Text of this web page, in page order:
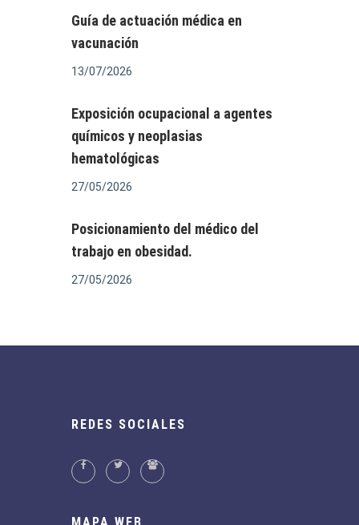
Guía de actuación médica en
vacunación
13/07/2026
Exposición ocupacional a agentes
químicos y neoplasias
hematológicas
27/05/2026
Posicionamiento del médico del
trabajo en obesidad.
27/05/2026
REDES SOCIALES
MAPA WEB